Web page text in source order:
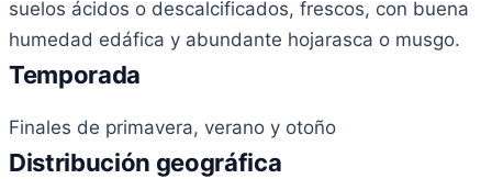
suelos ácidos o descalcificados, frescos, con buena
humedad edáfica y abundante hojarasca o musgo.
Temporada
Finales de primavera, verano y otoño
Distribución geográfica